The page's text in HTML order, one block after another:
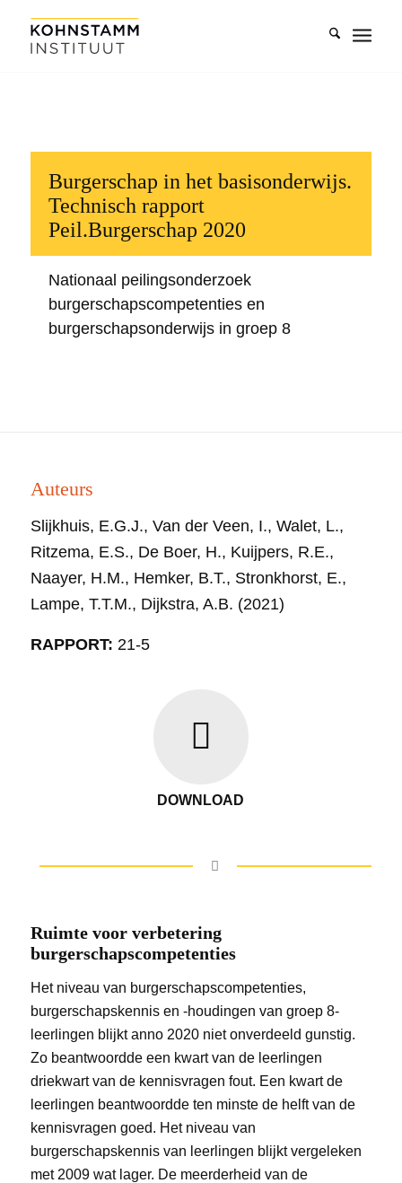
Burgerschap in het basisonderwijs.
Technisch rapport
Peil.Burgerschap 2020
Nationaal peilingsonderzoek
burgerschapscompetenties en
burgerschapsonderwijs in groep 8
Auteurs
Slijkhuis, E.G.J., Van der Veen, I., Walet, L.,
Ritzema, E.S., De Boer, H., Kuijpers, R.E.,
Naayer, H.M., Hemker, B.T., Stronkhorst, E.,
Lampe, T.T.M., Dijkstra, A.B. (2021)
RAPPORT: 21-5
DOWNLOAD
Ruimte voor verbetering
burgerschapscompetenties
Het niveau van burgerschapscompetenties,
burgerschapskennis en -houdingen van groep 8-
leerlingen blijkt anno 2020 niet onverdeeld gunstig.
Zo beantwoordde een kwart van de leerlingen
driekwart van de kennisvragen fout. Een kwart de
leerlingen beantwoordde ten minste de helft van de
kennisvragen goed. Het niveau van
burgerschapskennis van leerlingen blijkt vergeleken
met 2009 wat lager. De meerderheid van de